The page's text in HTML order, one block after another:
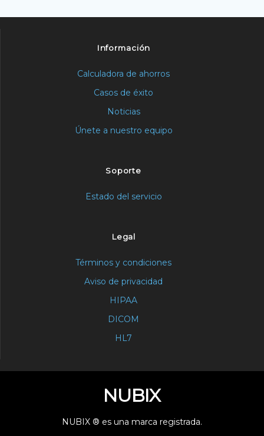
Información
Calculadora de ahorros
Casos de éxito
Noticias
Únete a nuestro equipo
Soporte
Estado del servicio
Legal
Términos y condiciones
Aviso de privacidad
HIPAA
DICOM
HL7
NUBIX
NUBIX ® es una marca registrada.